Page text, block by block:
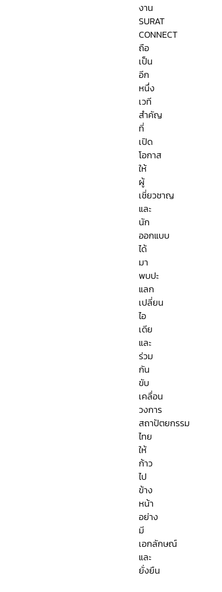
งาน
SURAT
CONNECT
ถือ
เป็น
อีก
หนึ่ง
เวที
สำคัญ
ที่
เปิด
โอกาส
ให้
ผู้
เชี่ยวชาญ
และ
นัก
ออกแบบ
ได้
มา
พบปะ
แลก
เปลี่ยน
ไอ
เดีย
และ
ร่วม
กัน
ขับ
เคลื่อน
วงการ
สถาปัตยกรรม
ไทย
ให้
ก้าว
ไป
ข้าง
หน้า
อย่าง
มี
เอกลักษณ์
และ
ยั่งยืน